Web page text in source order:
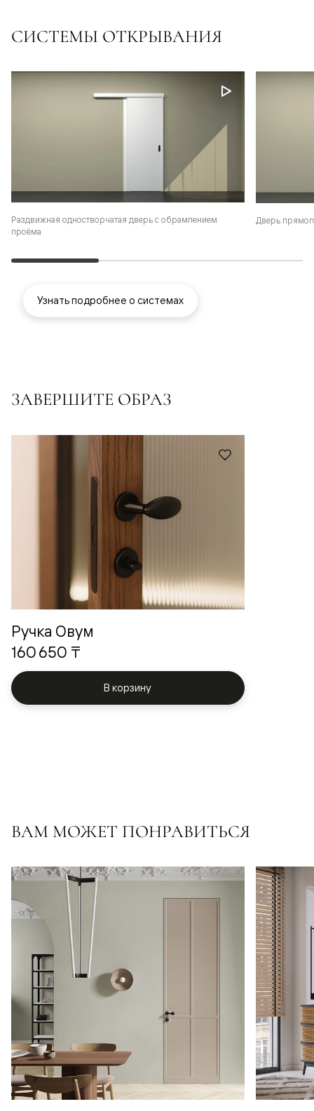
СИСТЕМЫ ОТКРЫВАНИЯ
Раздвижная одностворчатая дверь с обрамлением
проёма
Дверь
Узнать подробнее о системах
ЗАВЕРШИТЕ ОБРАЗ
Ручка Овум
160 650 ₸
В корзину
ВАМ МОЖЕТ ПОНРАВИТЬСЯ